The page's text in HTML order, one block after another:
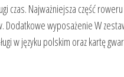
czas. Najważniejsza część
Dodatkowe wyposażenie W
w języku polskim oraz kartę